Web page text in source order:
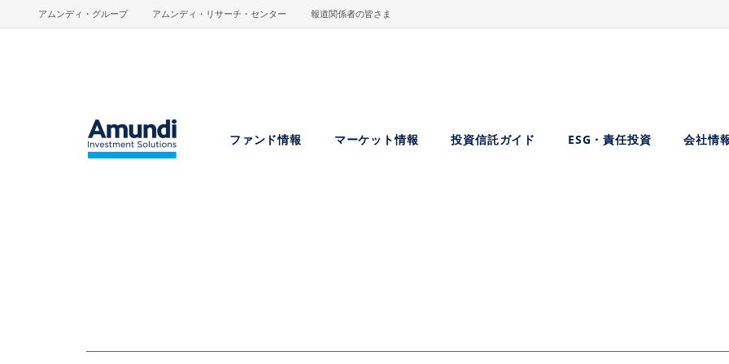
メインコンテンツに移動
アムンディ・グループ アムンディ・リサーチ・センター 報道関係者の皆さま
ファンド情報 マーケット情報 投資信託ガイド ESG・責任投資 会社情